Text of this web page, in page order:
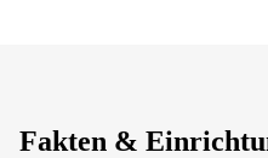
Fakten &